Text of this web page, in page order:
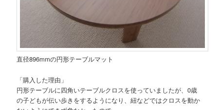
直径896mmの円形テーブルマット
「購入した理由」
円形テーブルに四角いテーブルクロスを使っていましたが、0歳
の子どもが伝い歩きをするようになり、紐などではクロスを動か